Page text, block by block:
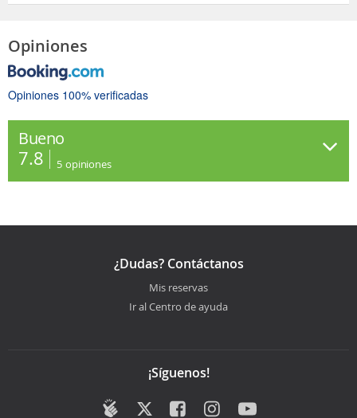
Opiniones
Opiniones 100% verificadas
Bueno
7.8 5 opiniones
¿Dudas? Contáctanos
Mis reservas
Ir al Centro de ayuda
¡Síguenos!